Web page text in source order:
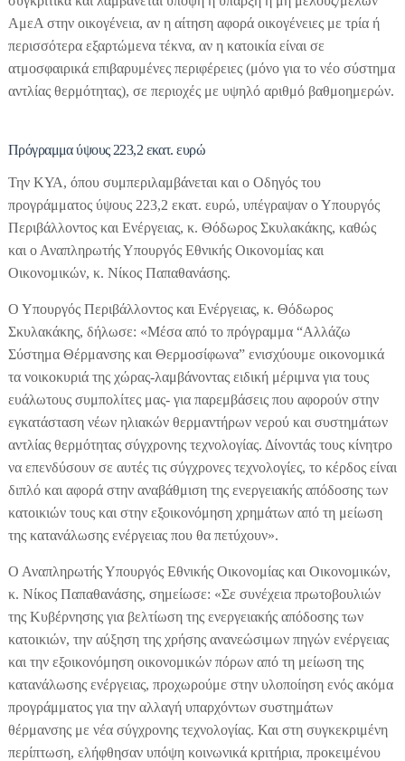
ΑμεΑ στην οικογένεια, αν η αίτηση αφορά οικογένειες με τρία ή
περισσότερα εξαρτώμενα τέκνα, αν η κατοικία είναι σε
ατμοσφαιρικά επιβαρυμένες περιφέρειες (μόνο για το νέο σύστημα
αντλίας θερμότητας), σε περιοχές με υψηλό αριθμό βαθμοημερών.
Πρόγραμμα ύψους 223,2 εκατ. ευρώ
Την ΚΥΑ, όπου συμπεριλαμβάνεται και ο Οδηγός του
προγράμματος ύψους 223,2 εκατ. ευρώ, υπέγραψαν ο Υπουργός
Περιβάλλοντος και Ενέργειας, κ. Θόδωρος Σκυλακάκης, καθώς
και ο Αναπληρωτής Υπουργός Εθνικής Οικονομίας και
Οικονομικών, κ. Νίκος Παπαθανάσης.
Ο Υπουργός Περιβάλλοντος και Ενέργειας, κ. Θόδωρος
Σκυλακάκης, δήλωσε: «Μέσα από το πρόγραμμα “Αλλάζω
Σύστημα Θέρμανσης και Θερμοσίφωνα” ενισχύουμε οικονομικά
τα νοικοκυριά της χώρας-λαμβάνοντας ειδική μέριμνα για τους
ευάλωτους συμπολίτες μας- για παρεμβάσεις που αφορούν στην
εγκατάσταση νέων ηλιακών θερμαντήρων νερού και συστημάτων
αντλίας θερμότητας σύγχρονης τεχνολογίας. Δίνοντάς τους κίνητρο
να επενδύσουν σε αυτές τις σύγχρονες τεχνολογίες, το κέρδος είναι
διπλό και αφορά στην αναβάθμιση της ενεργειακής απόδοσης των
κατοικιών τους και στην εξοικονόμηση χρημάτων από τη μείωση
της κατανάλωσης ενέργειας που θα πετύχουν».
Ο Αναπληρωτής Υπουργός Εθνικής Οικονομίας και Οικονομικών,
κ. Νίκος Παπαθανάσης, σημείωσε: «Σε συνέχεια πρωτοβουλιών
της Κυβέρνησης για βελτίωση της ενεργειακής απόδοσης των
κατοικιών, την αύξηση της χρήσης ανανεώσιμων πηγών ενέργειας
και την εξοικονόμηση οικονομικών πόρων από τη μείωση της
κατανάλωσης ενέργειας, προχωρούμε στην υλοποίηση ενός ακόμα
προγράμματος για την αλλαγή υπαρχόντων συστημάτων
θέρμανσης με νέα σύγχρονης τεχνολογίας. Και στη συγκεκριμένη
περίπτωση, ελήφθησαν υπόψη κοινωνικά κριτήρια, προκειμένου